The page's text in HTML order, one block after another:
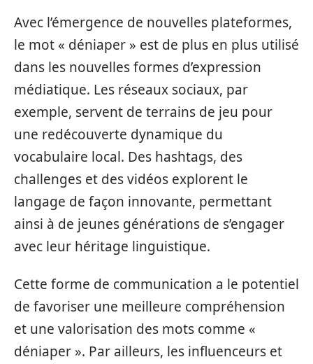
Avec l’émergence de nouvelles plateformes,
le mot « déniaper » est de plus en plus utilisé
dans les nouvelles formes d’expression
médiatique. Les réseaux sociaux, par
exemple, servent de terrains de jeu pour
une redécouverte dynamique du
vocabulaire local. Des hashtags, des
challenges et des vidéos explorent le
langage de façon innovante, permettant
ainsi à de jeunes générations de s’engager
avec leur héritage linguistique.
Cette forme de communication a le potentiel
de favoriser une meilleure compréhension
et une valorisation des mots comme «
déniaper ». Par ailleurs, les influenceurs et